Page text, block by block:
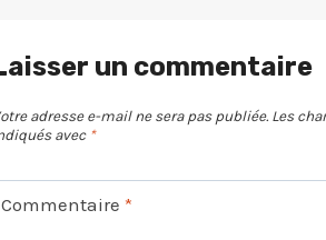
un commentaire
adresse e-mail ne sera pas publiée. Les
avec *
Commentaire *